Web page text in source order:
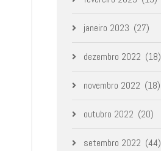
janeiro 2023 (27)
dezembro 2022 (18)
novembro 2022 (18)
outubro 2022 (20)
setembro 2022 (44)